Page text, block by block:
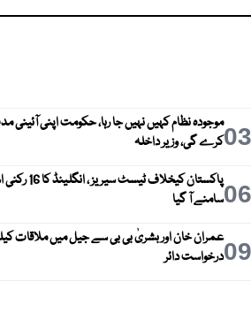
03موجودہ نظام کہیں نہیں جا رہا، حکومت اپنی
کرے گی، وزیر داخلہ
06
پاکستان کیخلاف ٹیسٹ
سامنے آ گیا
09عمران خان اور بشریٰ بی بی سے جیل میں ملاقات
درخواست دائر